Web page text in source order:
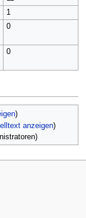
1
0
0
)
anzeigen)